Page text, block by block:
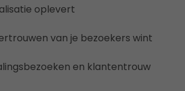
oplevert
van je bezoekers wint
en klantentrouw